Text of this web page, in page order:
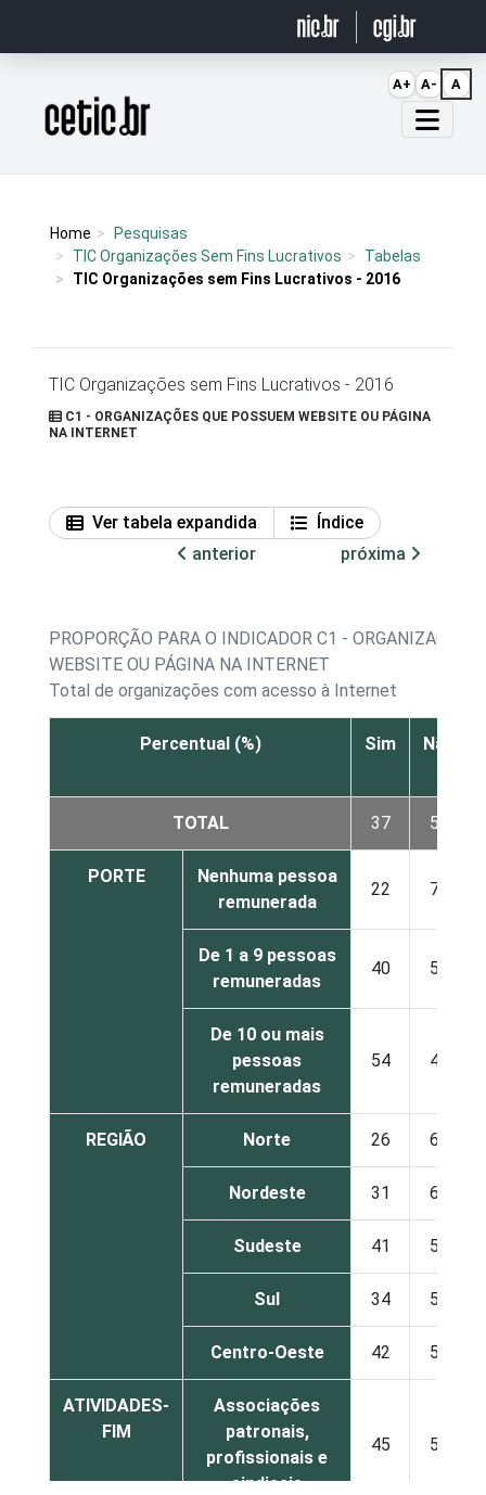
Página inicial
Home
Pesquisas
TIC Organizações Sem Fins Lucrativos
Tabelas
TIC Organizações sem Fins Lucrativos - 2016
TIC Organizações sem Fins Lucrativos - 2016
C1 - ORGANIZAÇÕES QUE POSSUEM WEBSITE OU PÁGINA
NA INTERNET
Ver tabela expandida
Índice
anterior
próxima
PROPORÇÃO PARA O INDICADOR C1 -
WEBSITE OU PÁGINA NA INTERNET
Total de organizações com acesso à Internet
Percentual (%) Sim
Não
TOTAL 37 58
PORTE
Nenhuma pessoa
remunerada
22 72
De 1 a 9 pessoas
remuneradas
40 55
De 10 ou mais
pessoas
remuneradas
54 40
REGIÃO Norte 26 67
Nordeste 31 64
Sudeste 41 54
Sul 34 59
Centro-Oeste 42 53
ATIVIDADES-
FIM
Associações
patronais,
profissionais e
sindicais
45 50
A+ A- A